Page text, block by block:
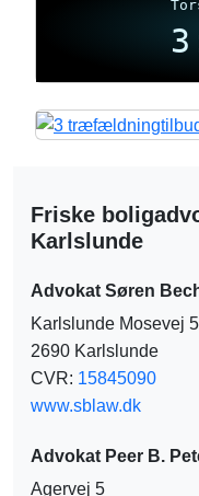
Friske
Karlslunde
Advokat Søren
Karlslunde Mosevej
2690 Karlslunde
CVR: 15845090
www.sblaw.dk
Advokat Peer B.
Agervej 5